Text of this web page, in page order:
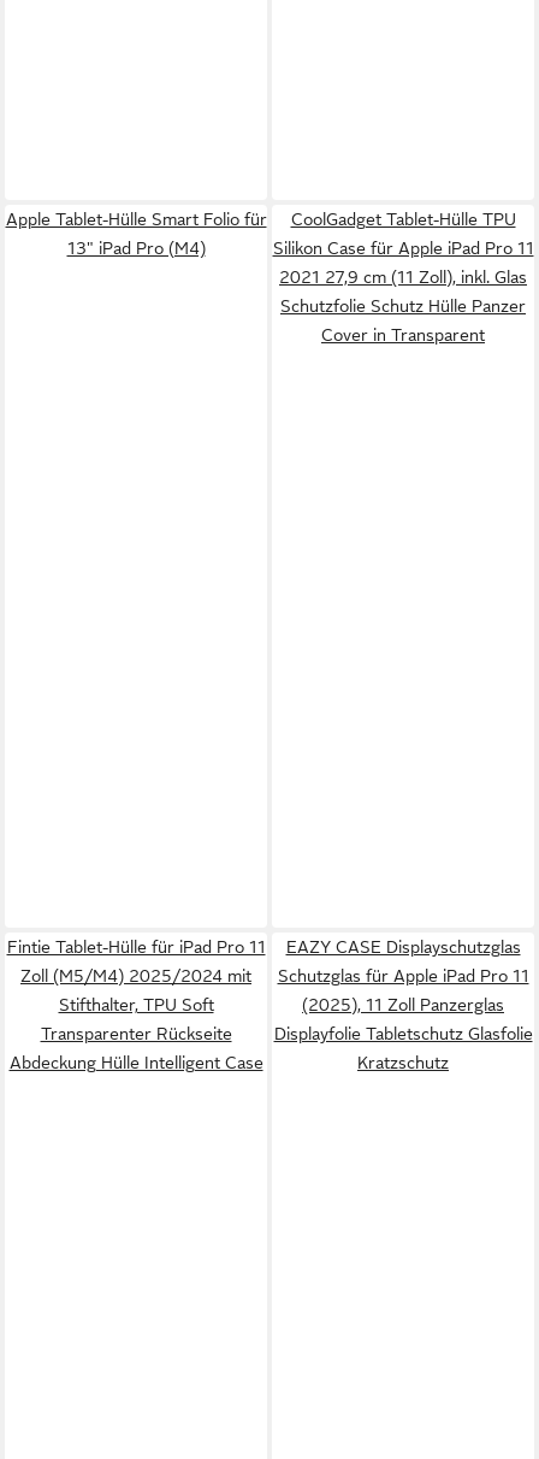
Apple Tablet-Hülle Smart Folio für
13" iPad Pro (M4)
CoolGadget Tablet-Hülle TPU
Silikon Case für Apple iPad Pro 11
2021 27,9 cm (11 Zoll), inkl. Glas
Schutzfolie Schutz Hülle Panzer
Cover in Transparent
Fintie Tablet-Hülle für iPad Pro 11
Zoll (M5/M4) 2025/2024 mit
Stifthalter, TPU Soft
Transparenter Rückseite
Abdeckung Hülle Intelligent Case
EAZY CASE Displayschutzglas
Schutzglas für Apple iPad Pro 11
(2025), 11 Zoll Panzerglas
Displayfolie Tabletschutz Glasfolie
Kratzschutz